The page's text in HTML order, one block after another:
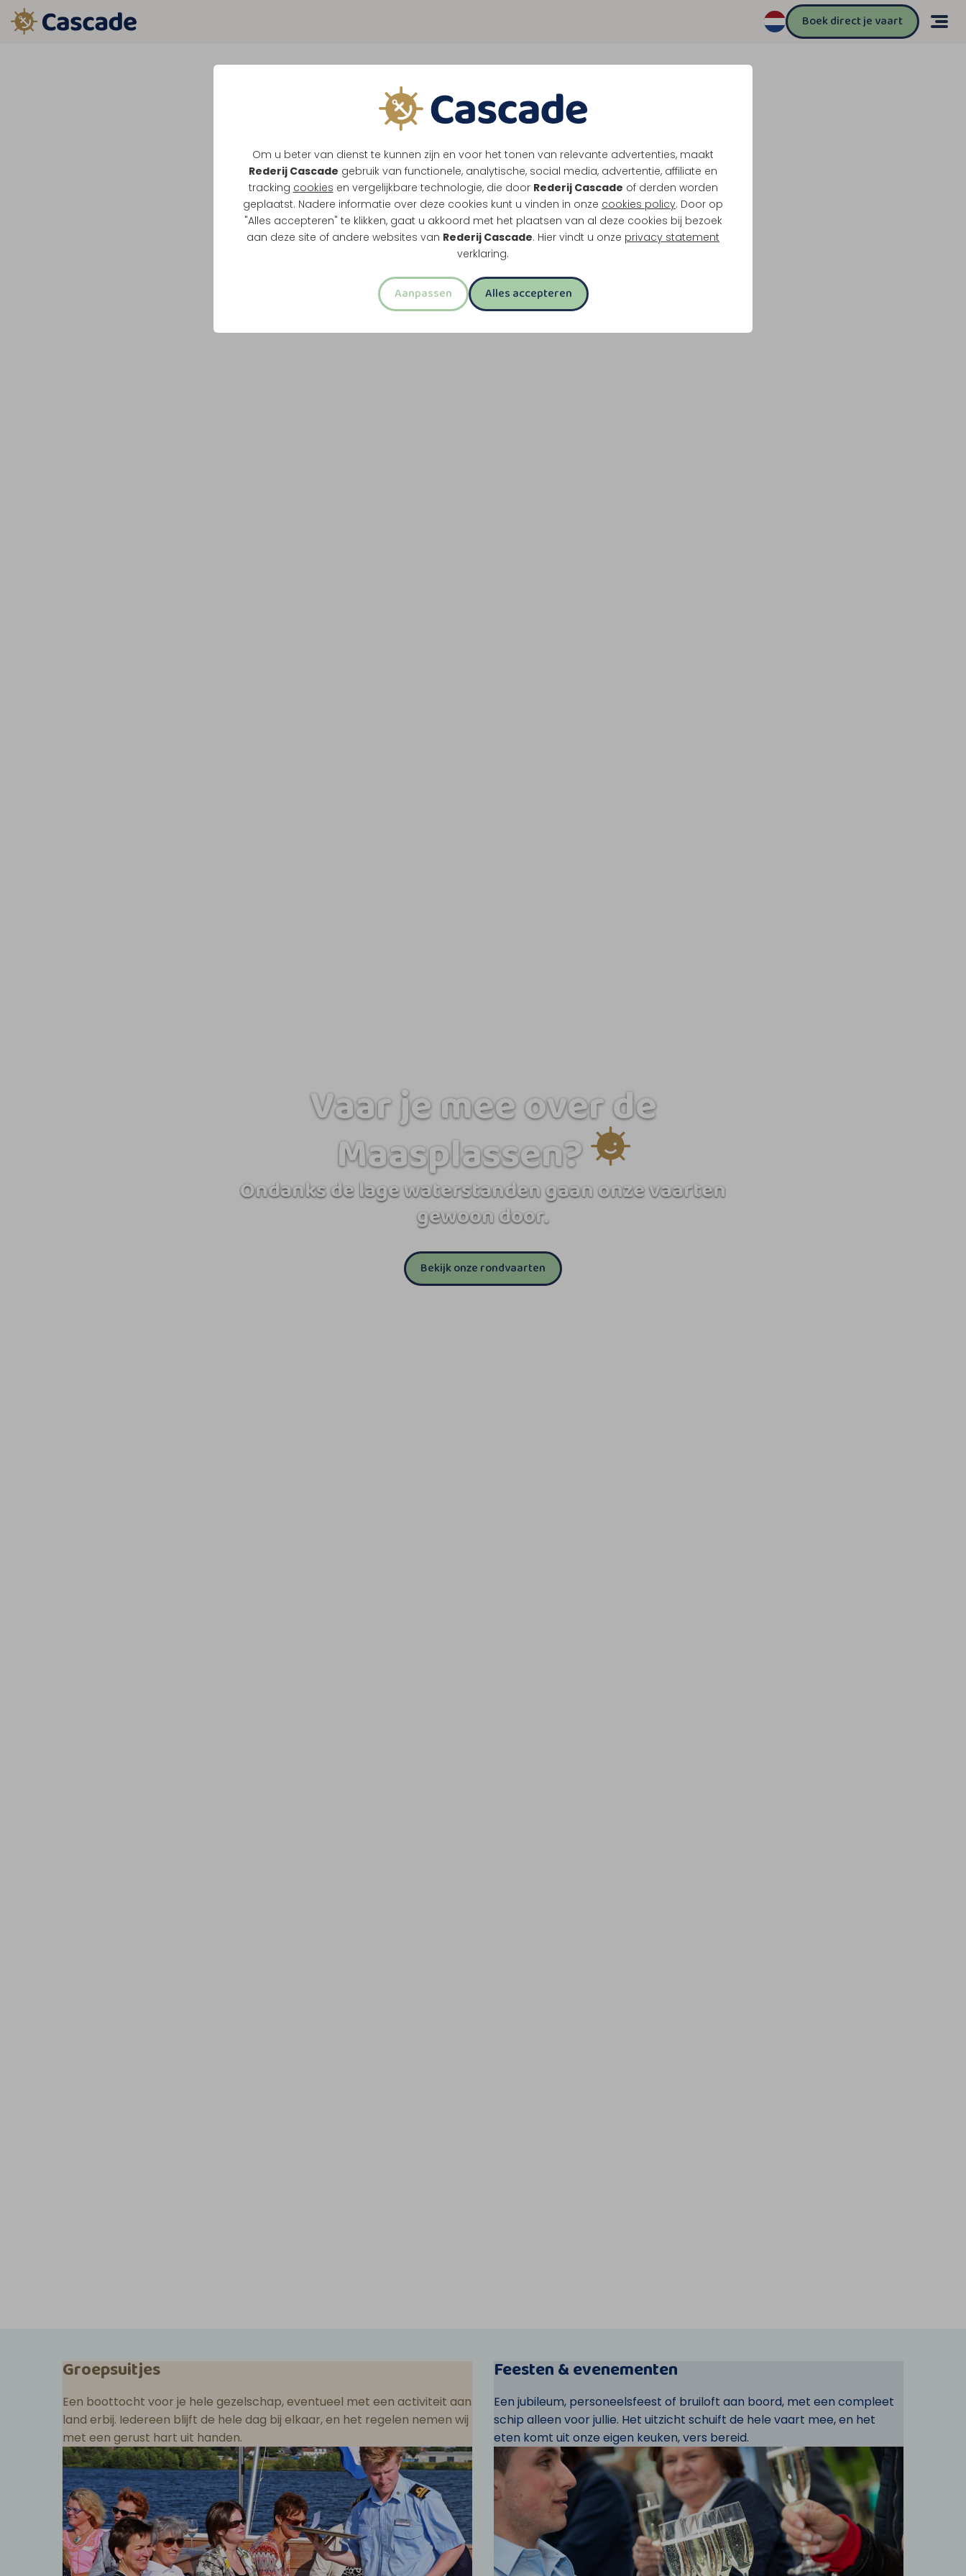
Om u beter van dienst te kunnen zijn en voor het tonen van relevante advertenties, maakt
Rederij Cascade gebruik van functionele, analytische, social media, advertentie, affiliate en
tracking cookies en vergelijkbare technologie, die door Rederij Cascade of derden worden
geplaatst. Nadere informatie over deze cookies kunt u vinden in onze cookies policy. Door op
"Alles accepteren" te klikken, gaat u akkoord met het plaatsen van al deze cookies bij bezoek
aan deze site of andere websites van Rederij Cascade. Hier vindt u onze privacy statement
verklaring.
Aanpassen Alles accepteren
Boek direct je vaart
Vaar je mee over de
Maasplassen?
Ondanks de lage waterstanden gaan onze vaarten
gewoon door.
Bekijk onze rondvaarten
Groepsuitjes
Een boottocht voor je hele gezelschap, eventueel met een activiteit aan
land erbij. Iedereen blijft de hele dag bij elkaar, en het regelen nemen wij
met een gerust hart uit handen.
Feesten & evenementen
Een jubileum, personeelsfeest of bruiloft aan boord, met een compleet
schip alleen voor jullie. Het uitzicht schuift de hele vaart mee, en het
eten komt uit onze eigen keuken, vers bereid.